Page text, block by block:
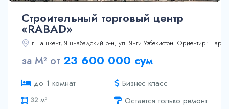
Строительный торговый центр
«RABAD»
г. Ташкент, Яшнабадский р-н, ул. Янги Узбекистон. Ориентир: Парк
за М² от23 600 000 сум
до 1 комнат Бизнес класс
28.8 м²
46.3 м²
47 м²
Остается только ремонт